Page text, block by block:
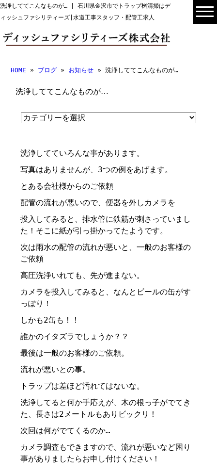
洗浄しててこんなものが… | 石川県金沢市でトラップ桝清掃はデ
ィッシュファシリティーズ|水道工事スタッフ・配管工求人
HOME » ブログ » お知らせ » 洗浄しててこんなものが…
洗浄しててこんなものが…
洗浄してていろんな事があります。
写真はありませんが、3つの例をあげます。
とある会社様からのご依頼
配管の流れが悪いので、便器を外しカメラを
投入してみると、排水管に鉄筋が刺さっていまし
た！そこに紙が引っ掛かってたようです。
次は雨水の配管の流れが悪いと、一般のお客様の
ご依頼
高圧洗浄いれても、先が進まない。
カメラを投入してみると、なんとビールの缶がす
っぽり！
しかも2缶も！！
誰かのイタズラでしょうか？？
最後は一般のお客様のご依頼。
流れが悪いとの事。
トラップは差ほど汚れてはないな。
洗浄してると何か手応えが、木の根っ子がでてき
た、長さは2メートルもありビックリ！
次回は何がでてくるのか…
カメラ調査もできますので、流れが悪いなど困り
事がありましたらお申し付けください！